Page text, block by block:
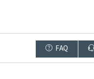
FAQ